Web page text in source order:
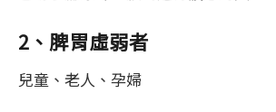
2、脾胃虛弱者
兒童、老人、孕婦